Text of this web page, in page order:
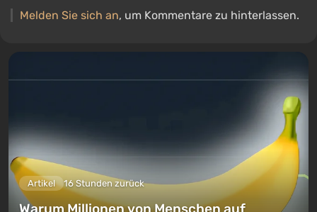
Melden Sie sich an, um Kommentare zu hinterlassen.
Artikel 16 Stunden zurück
Warum Millionen von Menschen auf